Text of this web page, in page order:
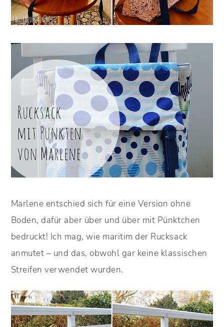
Marlene entschied sich für eine Version ohne
Boden, dafür aber über und über mit Pünktchen
bedruckt! Ich mag, wie maritim der Rucksack
anmutet – und das, obwohl gar keine klassischen
Streifen verwendet wurden.